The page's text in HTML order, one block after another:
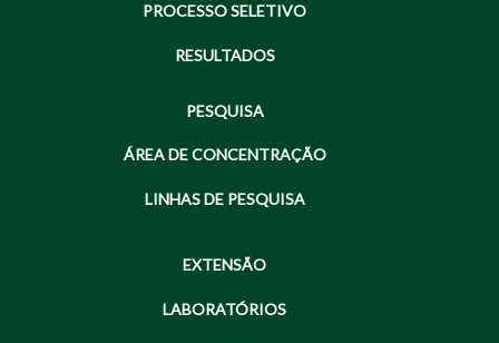
PROCESSO SELETIVO
RESULTADOS
PESQUISA
ÁREA DE CONCENTRAÇÃO
LINHAS DE PESQUISA
EXTENSÃO
LABORATÓRIOS